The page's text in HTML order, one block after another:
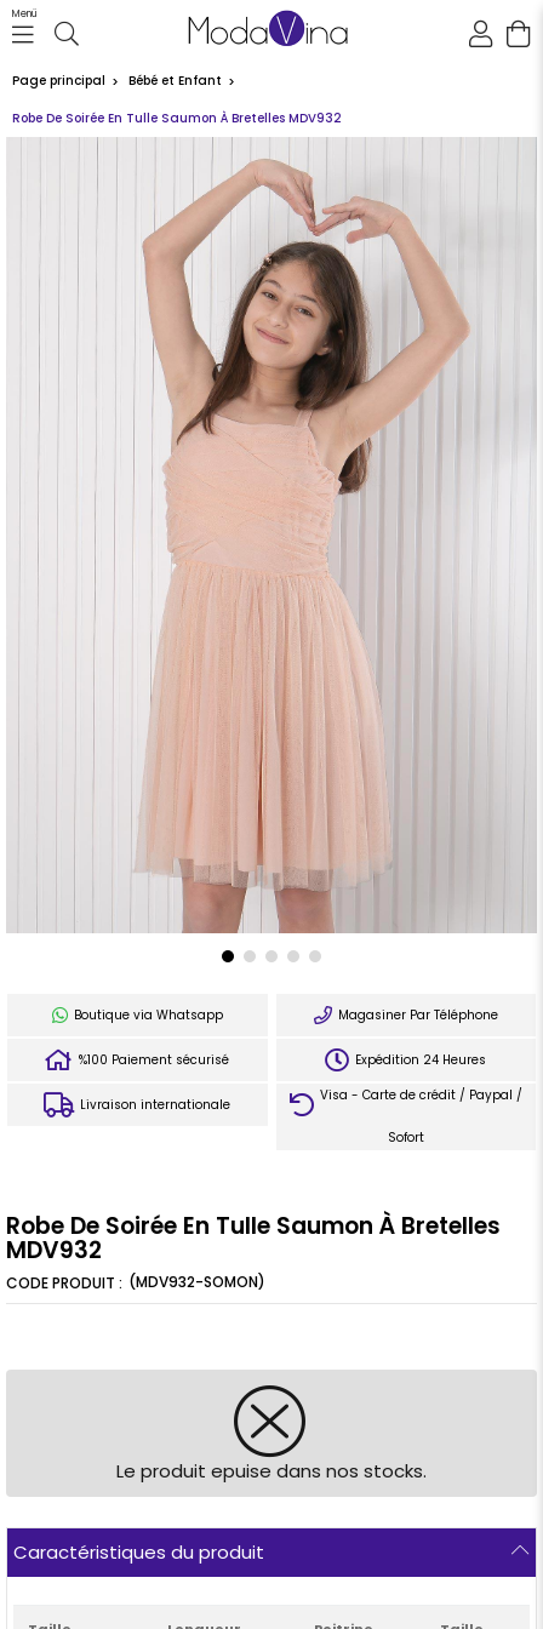
Menü
Page principal Bébé et Enfant
Robe De Soirée En Tulle Saumon À Bretelles MDV932
Boutique via Whatsapp Magasiner Par Téléphone
%100 Paiement sécurisé Expédition 24 Heures
Livraison internationale
Visa - Carte de crédit / Paypal /
Sofort
Robe De Soirée En Tulle Saumon À Bretelles
MDV932
(MDV932-SOMON)
Le produit epuise dans nos stocks.
Caractéristiques du produit